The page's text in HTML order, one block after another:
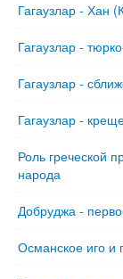
Гагаузлар - Хан
Гагаузлар -
Гагаузлар -
Гагаузлар -
Роль греческой
народа
Добруджа -
Османское иго и